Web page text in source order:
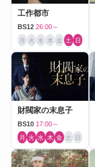
工作都市
BS12 26:00～
月 火 水 木 金 土 日
財閥家の末息子
BS10 17:00～
月 火 水 木 金 土 日